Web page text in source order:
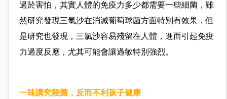
過於害怕，其實人體的免疫力多少都需要一些細菌，雖
然研究發現三氯沙在消滅葡萄球菌方面特別有效果，但
是研究也發現，三氯沙容易殘留在人體，進而引起免疫
力過度反應，尤其可能會讓過敏特別強烈。
一味講究殺菌，反而不利孩子健康